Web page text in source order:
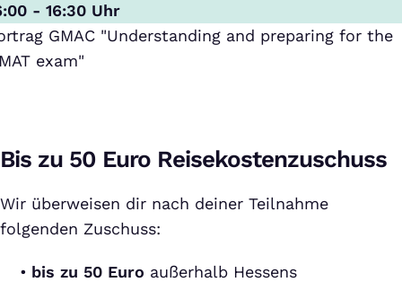
- 16:30 Uhr
GMAC "Understanding and preparing for the
exam"
Bis zu 50 Euro Reisekostenzuschuss
Wir überweisen dir nach deiner Teilnahme
folgenden Zuschuss:
bis zu 50 Euro außerhalb Hessens